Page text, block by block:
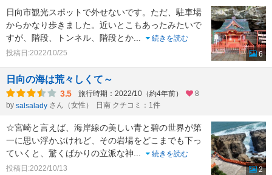
日向市観光スポットで外せないです。ただ、駐車場
からかなり歩きました。近いとこもあったみたいで
すが、階段、トンネル、階段とか
続きを読む
投稿日:2022/10/25
6
日向の海は荒々しくて～
3.5 旅行時期：2022/10（約4年前）
8
by salsalady さん（女性） 日南 クチコミ：1件
☆宮崎と言えば、海岸線の美しい青と碧の世界が第
一に思い浮かぶけれど、その岩場をどこまでも下っ
ていくと、驚くばかりの立派な神
続きを読む
投稿日:2022/10/13
2